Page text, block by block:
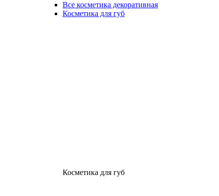
Все косметика декоративная
Косметика для губ
Косметика для губ